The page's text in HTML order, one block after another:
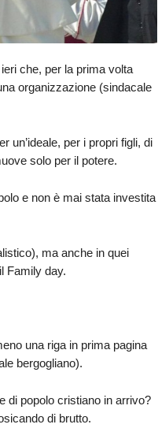
che, per la prima volta
organizzazione (sindacale
un’ideale, per i propri figli, di
solo per il potere.
e non è mai stata investita
ma anche in quei
Family day.
una riga in prima pagina
bergogliano).
di popolo cristiano in arrivo?
di brutto.